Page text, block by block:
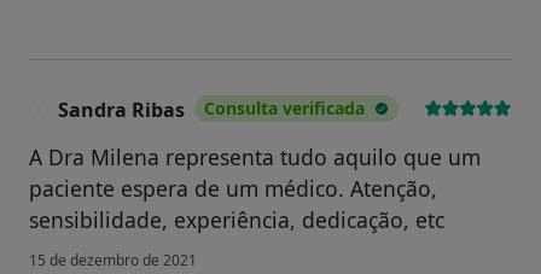
Sandra Ribas Consulta verificada
A Dra Milena representa tudo aquilo que um
paciente espera de um médico. Atenção,
sensibilidade, experiência, dedicação, etc
15 de dezembro de 2021